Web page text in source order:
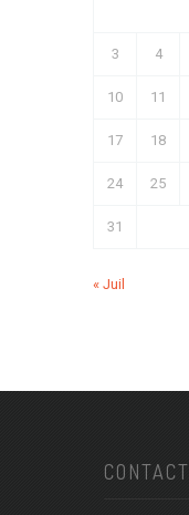
3 4
10 11
17 18
24 25
31
« Juil
CONTACT